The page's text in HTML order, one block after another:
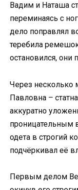
Вадим и Наташа
переминаясь с
дело поправлял
теребила
остановился,
Через несколько
Павловна –
аккуратно
проницательным
одета в строгий
подчёркивал её
Первым делом